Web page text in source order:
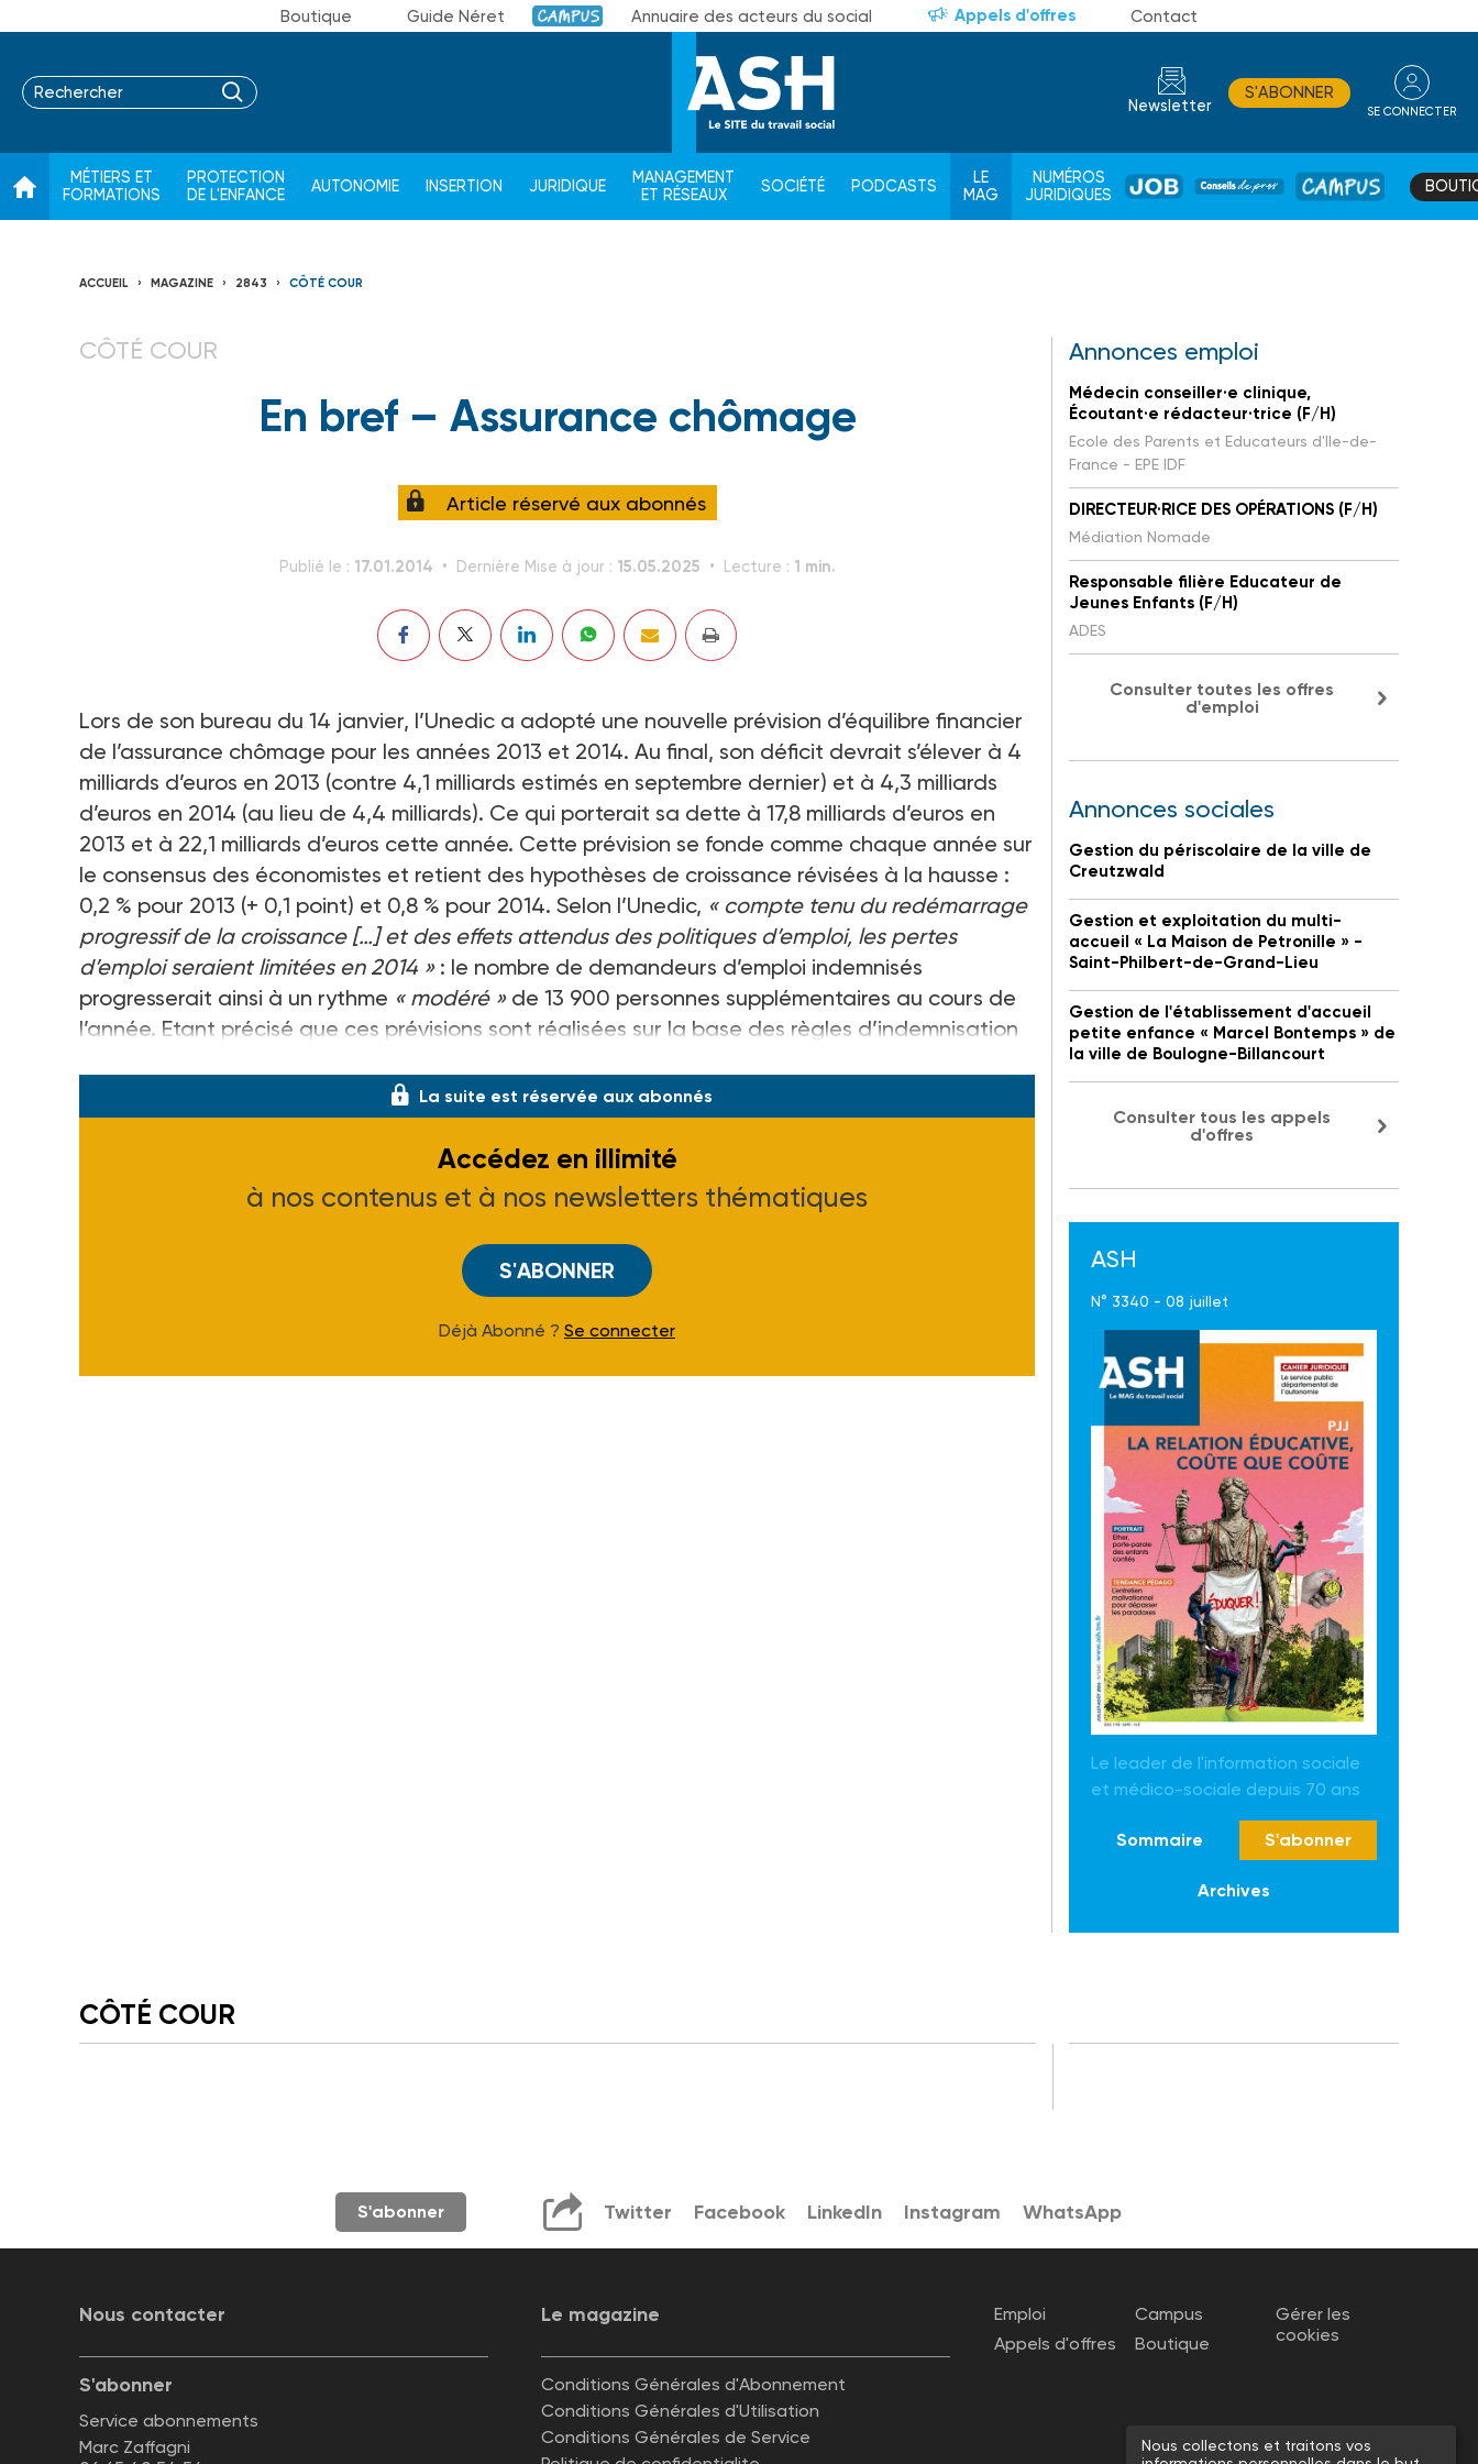
Boutique Guide Néret Campus Annuaire des acteurs du social Appels d'offres Contact
Newsletter
S'ABONNER
SE CONNECTER
MÉTIERS ET
FORMATIONS
PROTECTION
DE L'ENFANCE
AUTONOMIE INSERTION JURIDIQUE
MANAGEMENT
ET RÉSEAUX
SOCIÉTÉ PODCASTS
LE
MAG
NUMÉROS
JURIDIQUES
JOB
DE
CAMPUS
ACCUEIL MAGAZINE 2843 CÔTÉ COUR
CÔTÉ COUR
En bref – Assurance chômage
Article réservé aux abonnés
Publié le : 17.01.2014 Dernière Mise à jour : 15.05.2025 Lecture : 1 min.
Lors de son bureau du 14 janvier, l’Unedic a adopté une nouvelle prévision d’équilibre financier
de l’assurance chômage pour les années 2013 et 2014. Au final, son déficit devrait s’élever à 4
milliards d’euros en 2013 (contre 4,1 milliards estimés en septembre dernier) et à 4,3 milliards
d’euros en 2014 (au lieu de 4,4 milliards). Ce qui porterait sa dette à 17,8 milliards d’euros en
2013 et à 22,1 milliards d’euros cette année. Cette prévision se fonde comme chaque année sur
le consensus des économistes et retient des hypothèses de croissance révisées à la hausse :
0,2 % pour 2013 (+ 0,1 point) et 0,8 % pour 2014. Selon l’Unedic, « compte tenu du redémarrage
progressif de la croissance […] et des effets attendus des politiques d’emploi, les pertes
d’emploi seraient limitées en 2014 »: le nombre de demandeurs d’emploi indemnisés
progresserait ainsi à un rythme « modéré »de 13 900 personnes supplémentaires au cours de
l’année. Etant précisé que ces prévisions sont réalisées sur la base des règles d’indemnisation
La suite est réservée aux abonnés
Accédez en illimité
à nos contenus et à nos newsletters thématiques
S'ABONNER
Déjà Abonné ? Se connecter
Annonces emploi
Médecin conseiller·e clinique,
Écoutant·e rédacteur·trice (F/H)
Ecole des Parents et Educateurs d'Ile-de-
France - EPE IDF
DIRECTEUR·RICE DES OPÉRATIONS (F/H)
Médiation Nomade
Responsable filière Educateur de
Jeunes Enfants (F/H)
ADES
Consulter toutes les offres
d'emploi
Annonces sociales
Gestion du périscolaire de la ville de
Creutzwald
Gestion et exploitation du multi-
accueil « La Maison de Petronille » -
Saint-Philbert-de-Grand-Lieu
Gestion de l'établissement d'accueil
petite enfance « Marcel Bontemps » de
la ville de Boulogne-Billancourt
Consulter tous les appels
d'offres
ASH
N° 3340 - 08 juillet
Le leader de l'information sociale
et médico-sociale depuis 70 ans
Sommaire S'abonner
Archives
CÔTÉ COUR
S'abonner Twitter Facebook LinkedIn Instagram WhatsApp
Nous contacter Le magazine
S'abonner
Service abonnements
Marc Zaffagni
Conditions Générales d'Abonnement
Conditions Générales d'Utilisation
Conditions Générales de Service
Emploi
Appels d'offres
Campus
Boutique
Gérer les
cookies
Nous collectons et traitons vos